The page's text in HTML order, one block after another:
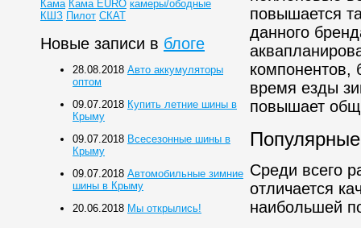
повышается
данного
компонентов,
время езды
повышает
Среди всего
отличается
наибольшей
Кама Кама EURO камеры/ободные
КШЗ Пилот СКАТ
Новые записи в блоге
28.08.2018 Авто аккумуляторы
оптом
09.07.2018 Купить летние шины в
Крыму
09.07.2018 Всесезонные шины в
Крыму
09.07.2018 Автомобильные зимние
шины в Крыму
20.06.2018 Мы открылись!